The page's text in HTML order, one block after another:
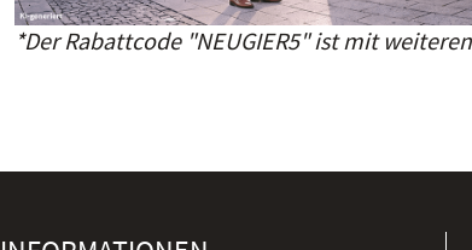
*Der Rabattcode "NEUGIER5" ist mit